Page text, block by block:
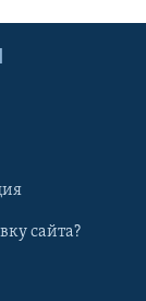
сайта?